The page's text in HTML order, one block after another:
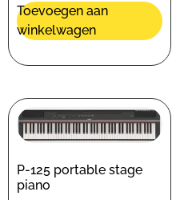
Toevoegen aan
winkelwagen
P-125 portable stage
piano